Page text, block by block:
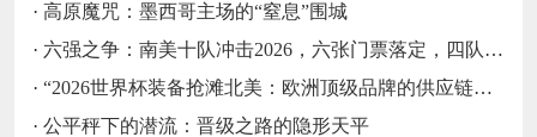
· 高原魔咒：墨西哥主场的“窒息”围城
· 六强之争：南美十队冲击2026，六张门票落定，四队梦碎
· “2026世界杯装备抢滩北美：欧洲顶级品牌的供应链时效突围战”
· 公平秤下的潜流：晋级之路的隐形天平